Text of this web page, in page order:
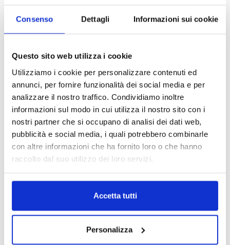
Consenso Dettagli Informazioni sui cookie
Questo sito web utilizza i cookie
Utilizziamo i cookie per personalizzare contenuti ed
annunci, per fornire funzionalità dei social media e per
analizzare il nostro traffico. Condividiamo inoltre
informazioni sul modo in cui utilizza il nostro sito con i
nostri partner che si occupano di analisi dei dati web,
pubblicità e social media, i quali potrebbero combinarle
con altre informazioni che ha fornito loro o che hanno
raccolto dal suo utilizzo dei loro servizi.
Accetta tutti
Personalizza